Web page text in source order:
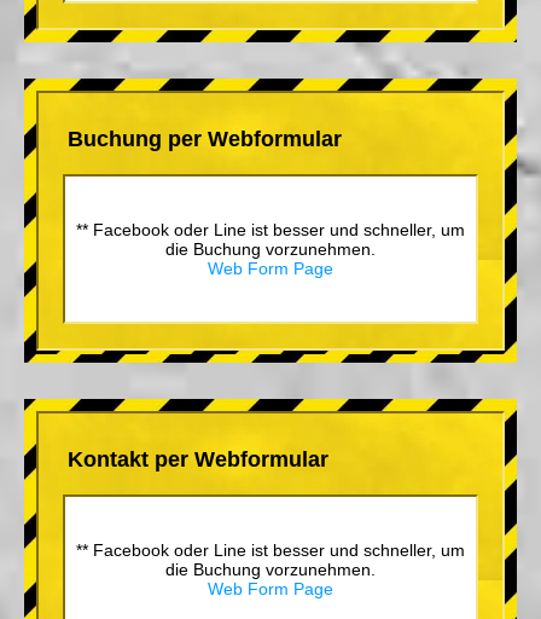
Buchung per Webformular
** Facebook oder Line ist besser und schneller, um
die Buchung vorzunehmen.
Web Form Page
Kontakt per Webformular
** Facebook oder Line ist besser und schneller, um
die Buchung vorzunehmen.
Web Form Page